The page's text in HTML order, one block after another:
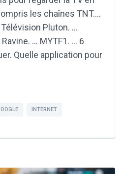
les chaînes TNT….
Pluton. …
… MYTF1. … 6
Quelle application pour
INTERNET